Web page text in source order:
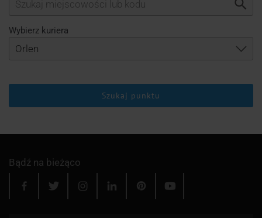
Wybierz kuriera
Szukaj punktu
Bądź na bieżąco